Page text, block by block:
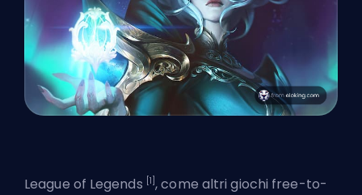
League of Legends [1] , come altri giochi free-to-